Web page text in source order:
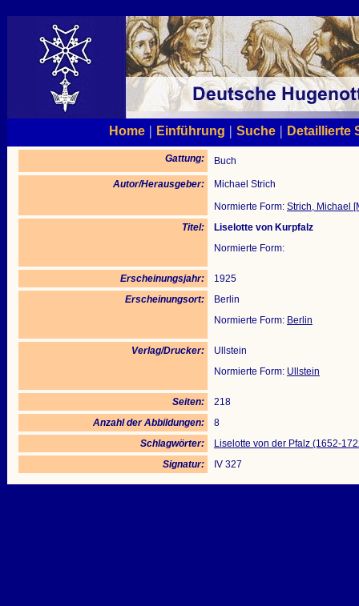
Home| Einführung | Suche| Detaillierte
Gattung: Buch
Autor/Herausgeber:
Michael Strich
Normierte Form: Strich, Michael
Titel:
Liselotte von Kurpfalz
Normierte Form:
Erscheinungsjahr:
1925
Erscheinungsort:
Berlin
Normierte Form: Berlin
Verlag/Drucker:
Ullstein
Normierte Form: Ullstein
Seiten:
218
Anzahl der Abbildungen:
8
Schlagwörter:
Liselotte von der Pfalz (1652-
Signatur:
IV 327